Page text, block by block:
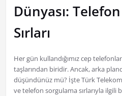
Dünyası:
Sırları
Her gün kullandığımız cep
taşlarından biridir. Ancak, arka
düşündünüz mü? İşte Türk
ve telefon sorgulama sırlarıyla ilgili